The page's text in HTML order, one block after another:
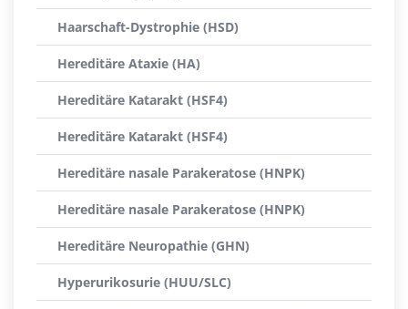
Haarschaft-Dystrophie (HSD)
Hereditäre Ataxie (HA)
Hereditäre Katarakt (HSF4)
Hereditäre Katarakt (HSF4)
Hereditäre nasale Parakeratose (HNPK)
Hereditäre nasale Parakeratose (HNPK)
Hereditäre Neuropathie (GHN)
Hyperurikosurie (HUU/SLC)